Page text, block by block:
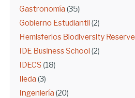
Gastronomía (35)
Gobierno Estudiantil (2)
Hemisferios Biodiversity Reserve
IDE Business School (2)
IDECS (18)
Ileda (3)
Ingeniería (20)